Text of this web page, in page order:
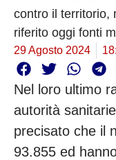
contro il territorio,
riferito oggi fonti
29 Agosto 2024
Nel loro ultimo
autorità
precisato che il
93.855 ed